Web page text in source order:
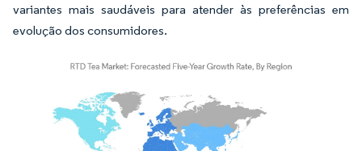
variantes mais saudáveis para atender às preferências em
evolução dos consumidores.